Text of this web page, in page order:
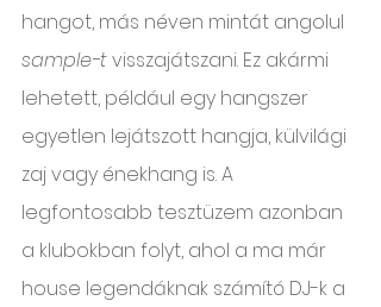
hangot, más néven mintát angolul
sample-t visszajátszani. Ez akármi
lehetett, például egy hangszer
egyetlen lejátszott hangja, külvilági
zaj vagy énekhang is. A
legfontosabb tesztüzem azonban
a klubokban folyt, ahol a ma már
house legendáknak számító DJ-k a